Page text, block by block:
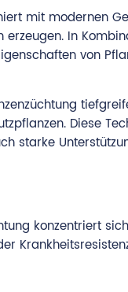
mit modernen
In
von
Diese
starke
konzentriert